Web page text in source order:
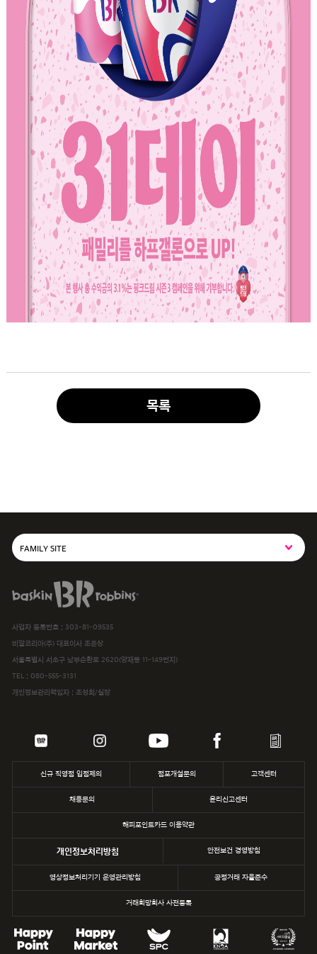
목록
FAMILY SITE
SPC MAGAZINE
해피포인트카드
파스쿠찌
삼립
던킨
baskiN robbiNs
사업자 등록번호 : 303-81-09535
비알코리아(주) 대표이사 조윤상
서울특별시 서초구 남부순환로 2620(양재동 11-149번지)
TEL : 080-555-3131
개인정보관리책임자 : 조성희/실장
신규 직영점 입점제의 점포개설문의 고객센터
채용문의 윤리신고센터
해피포인트카드 이용약관
개인정보처리방침 안전보건 경영방침
영상정보처리기기 운영관리방침 공정거래 자율준수
거래희망회사 사전등록